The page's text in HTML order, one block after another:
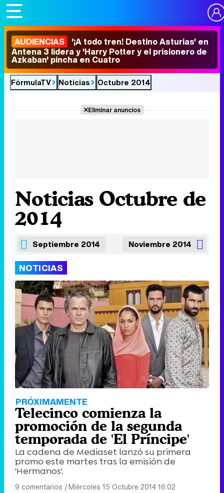
AUDIENCIAS '¡A todo tren! Destino Asturias' en
Antena 3 lidera y 'Harry Potter y el prisionero de
Azkaban' pincha en Cuatro
FórmulaTV Noticias Octubre 2014
Eliminar anuncios
Noticias Octubre de
2014
Septiembre 2014 Noviembre 2014
NOTICIAS
PRÓXIMAMENTE
Telecinco comienza la
promoción de la segunda
temporada de 'El Príncipe'
La cadena de Mediaset lanzó su primera
promo este martes tras la emisión de
'Hermanos'.
9 comentarios |Miércoles 15 Octubre 2014 16:02